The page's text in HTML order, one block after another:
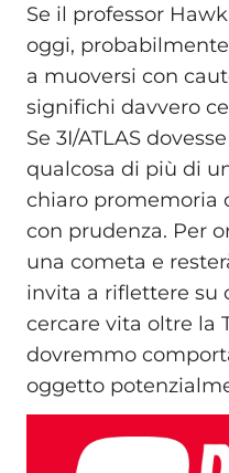
Se il professor
oggi,
a muoversi con
significhi davvero
Se 3I/ATLAS
qualcosa di più di
chiaro promemoria
con prudenza. Per
una cometa e
invita a riflettere su
cercare vita oltre la
dovremmo
oggetto